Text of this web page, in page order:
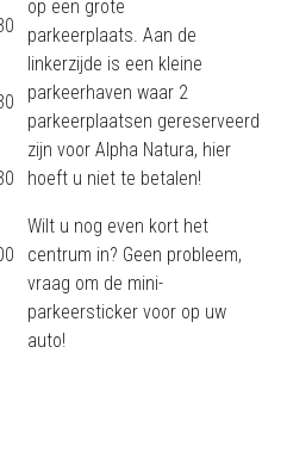
op een grote
parkeerplaats. Aan de
linkerzijde is een kleine
parkeerhaven waar 2
parkeerplaatsen gereserveerd
zijn voor Alpha Natura, hier
hoeft u niet te betalen!
Wilt u nog even kort het
centrum in? Geen probleem,
vraag om de mini-
parkeersticker voor op uw
auto!